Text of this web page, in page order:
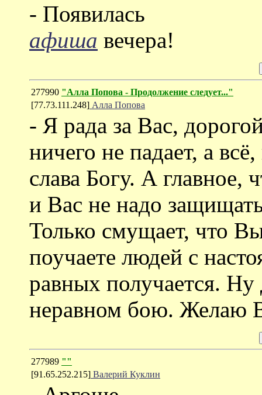
- Появилась
афиша вечера!
277990 "Алла Попова - Продолжение следует..."
[77.73.111.248] Алла Попова
- Я рада за Вас,
ничего не падает, а
слава Богу. А главное,
и Вас не надо
Только смущает, что
поучаете людей с
равных получается.
неравном бою. Желаю
277989 ""
[91.65.252.215] Валерий Куклин